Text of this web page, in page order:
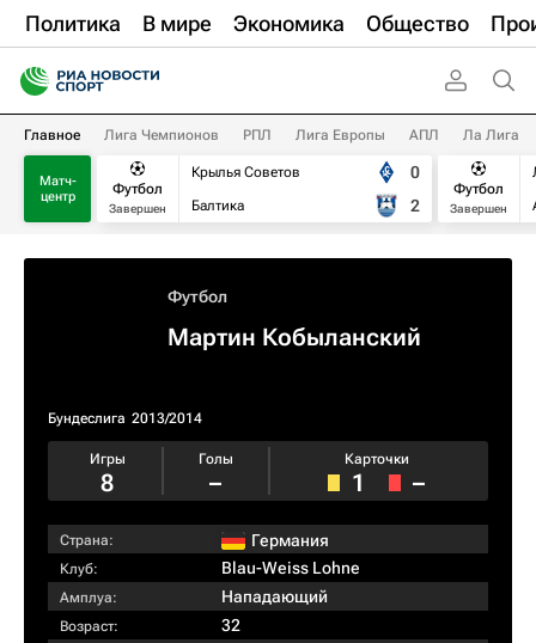
Политика В мире Экономика Общество
Главное Лига Чемпионов РПЛ Лига Европы АПЛ Ла Лига
Матч-
центр
Футбол
Завершен
Крылья Советов
Балтика
0
2
Футбол
Завершен
Футбол
Мартин Кобыланский
Бундеслига 2013/2014
Игры
8
Голы
–
Карточки
1 –
Страна: Германия
Клуб: Blau-Weiss Lohne
Амплуа: Нападающий
Возраст: 32